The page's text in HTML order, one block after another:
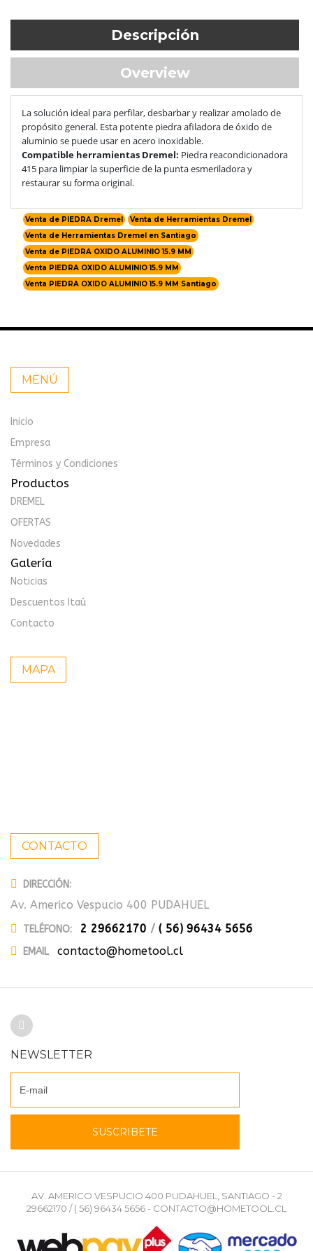
Descripción
Overview
La solución ideal para perfilar, desbarbar y realizar amolado de
propósito general. Esta potente piedra afiladora de óxido de
aluminio se puede usar en acero inoxidable.
Compatible herramientas Dremel: Piedra reacondicionadora
415 para limpiar la superficie de la punta esmeriladora y
restaurar su forma original.
Venta de PIEDRA Dremel
Venta de Herramientas Dremel
Venta de Herramientas Dremel en Santiago
Venta de PIEDRA OXIDO ALUMINIO 15.9 MM
Venta PIEDRA OXIDO ALUMINIO 15.9 MM
Venta PIEDRA OXIDO ALUMINIO 15.9 MM Santiago
MENÚ
Inicio
Empresa
Términos y Condiciones
Productos
DREMEL
OFERTAS
Novedades
Galería
Noticias
Descuentos Itaú
Contacto
MAPA
CONTACTO
DIRECCIÓN:
Av. Americo Vespucio 400 PUDAHUEL
TELÉFONO: 2 29662170 / ( 56) 96434 5656
EMAIL contacto@hometool.cl
NEWSLETTER
AV. AMERICO VESPUCIO 400 PUDAHUEL, SANTIAGO - 2
29662170 / ( 56) 96434 5656 - CONTACTO@HOMETOOL.CL